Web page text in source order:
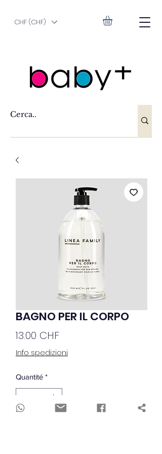
CHF (CHF)
BAGNO PER IL CORPO
13.00 CHFPrix
Info spedizioni
Quantité *